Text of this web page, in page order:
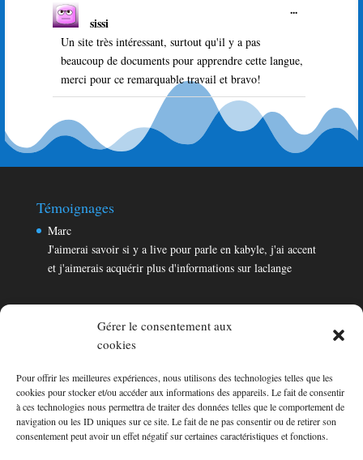
Gérer le consentement aux
cookies
Pour offrir les meilleures expériences, nous utilisons des technologies telles que les
cookies pour stocker et/ou accéder aux informations des appareils. Le fait de consentir
à ces technologies nous permettra de traiter des données telles que le comportement de
navigation ou les ID uniques sur ce site. Le fait de ne pas consentir ou de retirer son
consentement peut avoir un effet négatif sur certaines caractéristiques et fonctions.
sissi
Un site très intéressant, surtout qu'il y a pas
beaucoup de documents pour apprendre cette langue,
merci pour ce remarquable travail et bravo!
...Ouvrir/
méta.
Témoignages
Marc
J'aimerai savoir si y a live pour parle en kabyle, j'ai accent
et j'aimerais acquérir plus d'informations sur laclange
Témoignages
Marc
J'aimerai savoir si y a live pour parle en kabyle, j'ai accent
et j'aimerais acquérir plus d'informations sur laclange